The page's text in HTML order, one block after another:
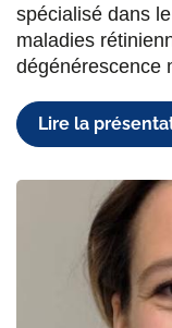
spécialisé dans
maladies
dégénérescence
Lire la